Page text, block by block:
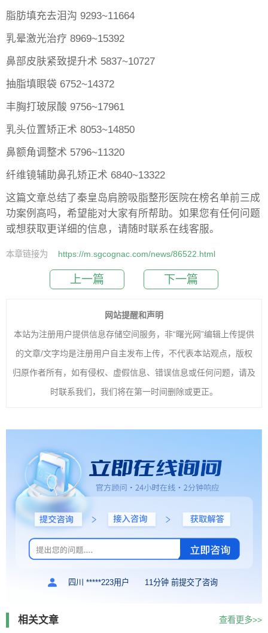
脂肪填充去泪沟 9293~11664
乳晕激光治疗 8969~15392
鼻部皮肤紧致提升术 5837~10727
抽脂填眼袋 6752~14372
丰胸打玻尿酸 9756~17961
乳头位置矫正术 8053~14850
鼻额角调整术 5796~11320
纤维镜辅助鼻孔矫正术 6840~13322
这篇文章总结了秦皇岛肩膀吸脂整形医院在榜名单前三成
功案例高吗，希望能对大家有所帮助。如果您有任何问题
或想获取更详细的信息，请随时联系在线客服。
本章链接为 https://m.sgcognac.com/news/86522.html
上一篇 下一篇
网站提醒和声明
本站为注册用户提供信息存储空间服务，非“曙光网”编辑上传提供
的文章/文字均是注册用户自主发布上传，不代表本站观点，版权
归原作者所有，如有侵权、虚假信息、错误信息或任何问题，请及
时联系我们，我们将在第一时间删除或更正。
四川 *****223用户 11分钟 前提交了咨询
相关文章 查看更多>>